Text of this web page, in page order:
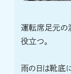
運転席足元の
役立つ。
雨の日は靴底